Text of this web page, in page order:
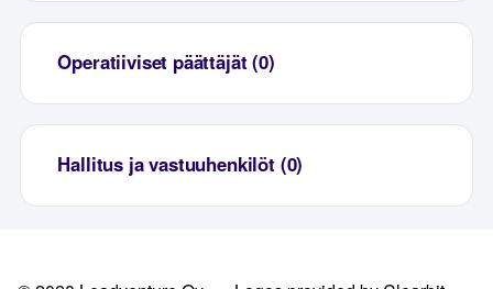
Operatiiviset päättäjät (0)
Hallitus ja vastuuhenkilöt (0)